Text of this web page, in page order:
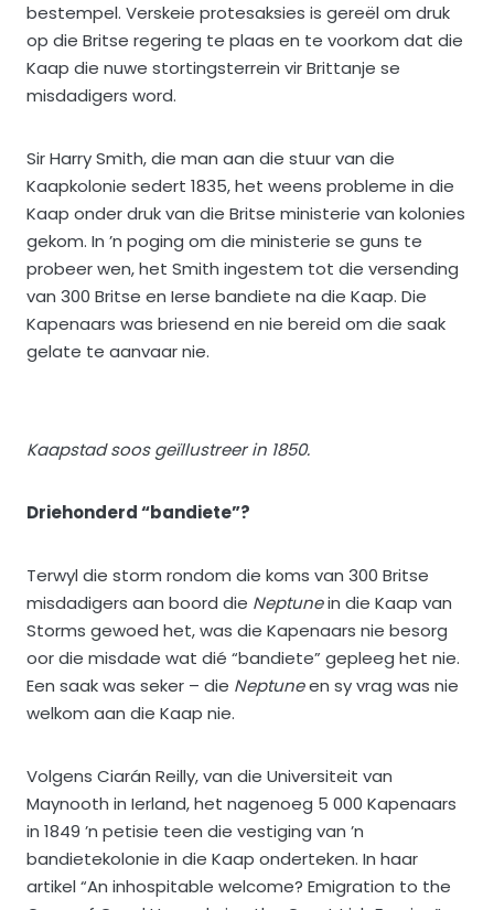
bestempel. Verskeie protesaksies is gereël om druk
op die Britse regering te plaas en te voorkom dat die
Kaap die nuwe stortingsterrein vir Brittanje se
misdadigers word.
Sir Harry Smith, die man aan die stuur van die
Kaapkolonie sedert 1835, het weens probleme in die
Kaap onder druk van die Britse ministerie van kolonies
gekom. In ’n poging om die ministerie se guns te
probeer wen, het Smith ingestem tot die versending
van 300 Britse en Ierse bandiete na die Kaap. Die
Kapenaars was briesend en nie bereid om die saak
gelate te aanvaar nie.
Kaapstad soos geïllustreer in 1850.
Driehonderd “bandiete”?
Terwyl die storm rondom die koms van 300 Britse
misdadigers aan boord die Neptunein die Kaap van
Storms gewoed het, was die Kapenaars nie besorg
oor die misdade wat dié “bandiete” gepleeg het nie.
Een saak was seker – die Neptuneen sy vrag was nie
welkom aan die Kaap nie.
Volgens Ciarán Reilly, van die Universiteit van
Maynooth in Ierland, het nagenoeg 5 000 Kapenaars
in 1849 ’n petisie teen die vestiging van ’n
bandietekolonie in die Kaap onderteken. In haar
artikel “An inhospitable welcome? Emigration to the